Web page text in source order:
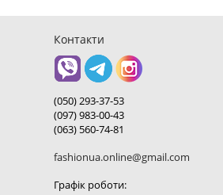
Контакти
(050) 293-37-53
(097) 983-00-43
(063) 560-74-81
fashionua.online@gmail.com
Графік роботи: